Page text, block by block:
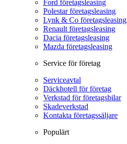
Ford företagsleasing
Polestar företagsleasing
Lynk & Co företagsleasing
Renault företagsleasing
Dacia företagsleasing
Mazda företagsleasing
Service för företag
Serviceavtal
Däckhotell för företag
Verkstad för företagsbilar
Skadeverkstad
Kontakta företagssäljare
Populärt